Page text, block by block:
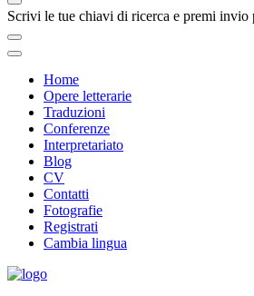
Scrivi le tue chiavi di ricerca e premi invio
Home
Opere letterarie
Traduzioni
Conferenze
Interpretariato
Blog
CV
Contatti
Fotografie
Registrati
Cambia lingua